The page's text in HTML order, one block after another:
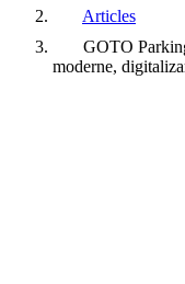
Articles
GOTO
moderne,